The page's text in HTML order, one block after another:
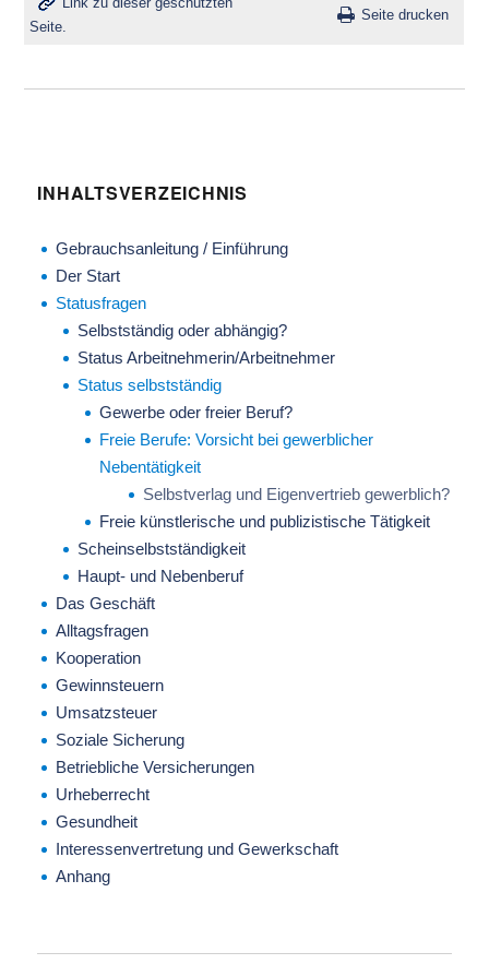
Seite.
Seite drucken
INHALTSVERZEICHNIS
Gebrauchsanleitung / Einführung
Der Start
Statusfragen
Selbstständig oder abhängig?
Status Arbeitnehmerin/Arbeitnehmer
Status selbstständig
Gewerbe oder freier Beruf?
Freie Berufe: Vorsicht bei gewerblicher
Nebentätigkeit
Selbstverlag und Eigenvertrieb gewerblich?
Freie künstlerische und publizistische Tätigkeit
Scheinselbstständigkeit
Haupt- und Nebenberuf
Das Geschäft
Alltagsfragen
Kooperation
Gewinnsteuern
Umsatzsteuer
Soziale Sicherung
Betriebliche Versicherungen
Urheberrecht
Gesundheit
Interessenvertretung und Gewerkschaft
Anhang